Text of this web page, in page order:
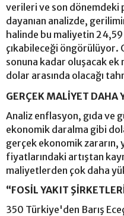
verileri ve son dönemdeki
dayanıan analizde,
halinde bu maliyetin
çıkabileceği öngörülüyor.
sonuna kadar oluşacak
dolar arasında olacağı
GERÇEK MALİYET DAHA
Analiz enflasyon, gıda ve
ekonomik daralma gibi
gerçek ekonomik zararın,
fiyatlarındaki artıştan
maliyetlerden çok daha
“FOSİL YAKIT
350 Türkiye'den Barış